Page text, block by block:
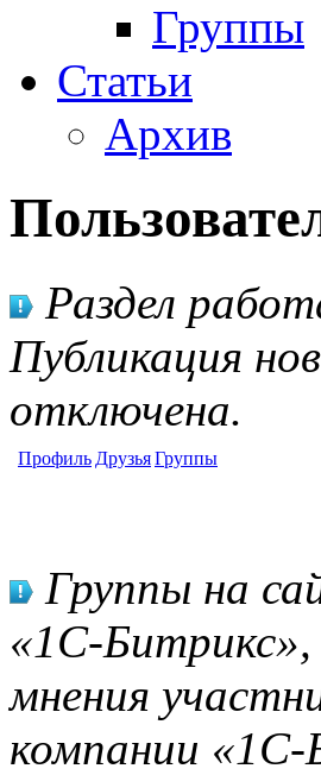
Группы
Статьи
Архив
Раздел
Публикация
отключена.
Профиль ДрузьяГруппы
Группы на
«1С-
мнения
компании «1С-